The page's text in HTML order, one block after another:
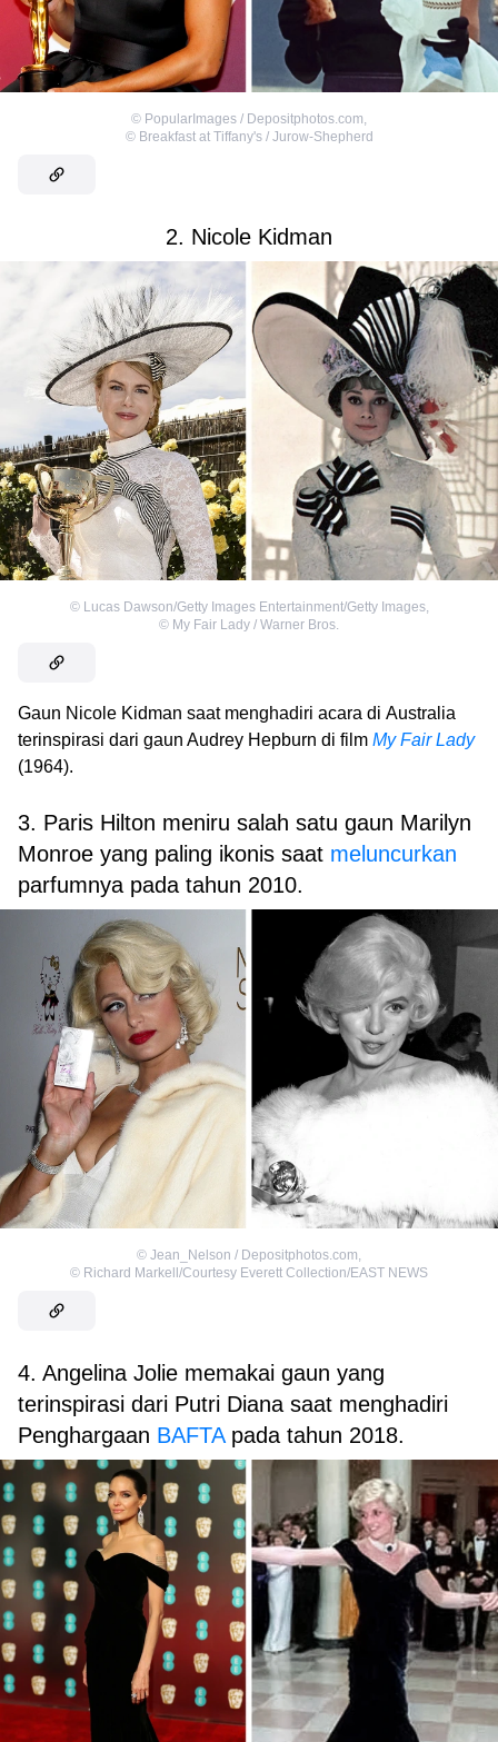
© PopularImages / Depositphotos.com
© Breakfast at Tiffany's / Jurow-Shepherd
2. Nicole Kidman
© Lucas Dawson/Getty Images Entertainment/Getty Images,
© My Fair Lady / Warner Bros.
Gaun Nicole Kidman saat menghadiri acara di Australia
terinspirasi dari gaun Audrey Hepburn di film My Fair Lady
(1964).
3. Paris Hilton meniru salah satu gaun Marilyn
Monroe yang paling ikonis saat meluncurkan
parfumnya pada tahun 2010.
© Jean_Nelson / Depositphotos.com,
© Richard Markell/Courtesy Everett Collection/EAST NEWS
4. Angelina Jolie memakai gaun yang
terinspirasi dari Putri Diana saat menghadiri
Penghargaan BAFTApada tahun 2018.